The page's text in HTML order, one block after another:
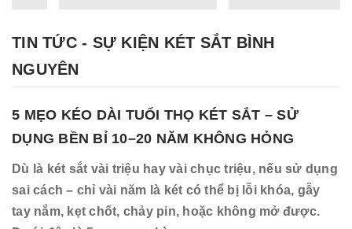
TIN TỨC - SỰ KIỆN KÉT SẮT BÌNH
NGUYÊN
5 MẸO KÉO DÀI TUỔI THỌ KÉT SẮT – SỬ
DỤNG BỀN BỈ 10–20 NĂM KHÔNG HỎNG
Dù là két sắt vài triệu hay vài chục triệu, nếu sử dụng
sai cách – chỉ vài năm là két có thể bị lỗi khóa, gẫy
tay nắm, kẹt chốt, chảy pin, hoặc không mở được.